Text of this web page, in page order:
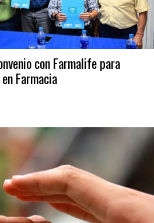
con Farmalife para
Farmacia